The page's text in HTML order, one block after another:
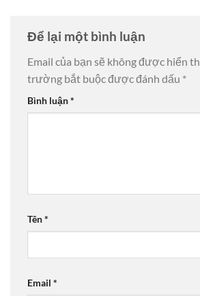
Để lại một bình luận
Email của bạn sẽ không được hiển
trường bắt buộc được đánh dấu *
Bình luận*
Tên*
Email *